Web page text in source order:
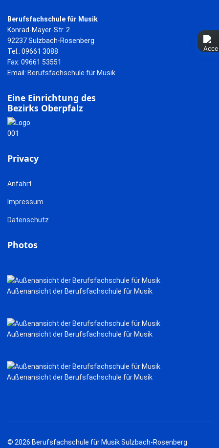
Berufsfachschule für Musik
Konrad-Mayer-Str. 2
92237 Sulzbach-Rosenberg
Tel.: 09661 3088
Fax: 09661 53551
Email: Berufsfachschule für Musik
Eine Einrichtung des
Bezirks Oberpfalz
Privacy
Anfahrt
Impressum
Datenschutz
Photos
Außenansicht der Berufsfachschule für Musik
Außenansicht der Berufsfachschule für Musik
Außenansicht der Berufsfachschule für Musik
© 2026 Berufsfachschule für Musik Sulzbach-Rosenberg